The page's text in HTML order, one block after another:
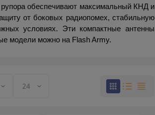
обеспечивают максимальный КНД и
от боковых радиопомех, стабильную
условиях. Эти компактные антенны
модели можно на Flash Army.